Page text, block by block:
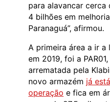
para alavancar cerca
4 bilhões em
Paranaguá”, afirmou.
A primeira área a ir a
em 2019, foi a PAR01,
arrematada pela
novo armazém já
operação e fica em